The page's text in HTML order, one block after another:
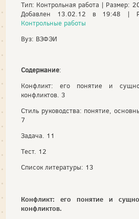
Тип: Контрольная работа | Размер:
Добавлен 13.02.12 в 19:48 |
Контрольные работы
Вуз: ВЗФЭИ
Содержание:
Конфликт: его понятие и
конфликтов. 3
Стиль руководства: понятие,
7
Задача. 11
Тест. 12
Список литературы: 13
Конфликт: его понятие и
конфликтов.